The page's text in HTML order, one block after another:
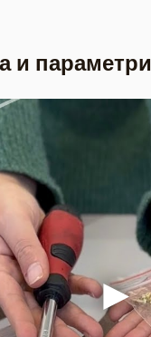
и параметри